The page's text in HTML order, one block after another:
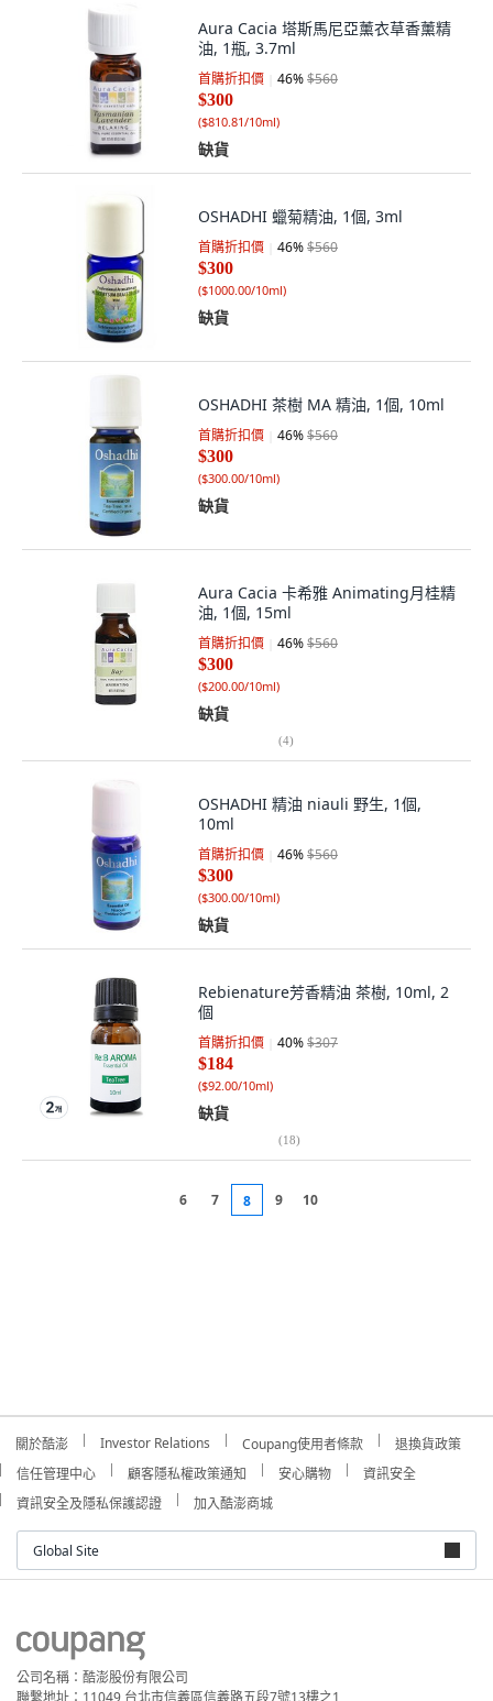
Aura Cacia 塔斯馬尼亞薰衣草香薰精
油, 1瓶, 3.7ml
首購折扣價 46%$560
$300
($810.81/10ml)
缺貨
OSHADHI 蠟菊精油, 1個, 3ml
首購折扣價 46%$560
$300
($1000.00/10ml)
缺貨
OSHADHI 茶樹 MA 精油, 1個, 10ml
首購折扣價 46%$560
$300
($300.00/10ml)
缺貨
Aura Cacia 卡希雅 Animating月桂精
油, 1個, 15ml
首購折扣價 46%$560
$300
($200.00/10ml)
缺貨
(4)
OSHADHI 精油 niauli 野生, 1個,
10ml
首購折扣價 46%$560
$300
($300.00/10ml)
缺貨
Rebienature芳香精油 茶樹, 10ml, 2
個
首購折扣價 40%$307
$184
($92.00/10ml)
缺貨
(18)
6 7 8 9 10
關於酷澎 Investor Relations Coupang使用者條款
退換貨政策
信任管理中心
顧客隱私權政策通知 安心購物
資訊安全
資訊安全及隱私保護認證
加入酷澎商城
Global Site
公司名稱：酷澎股份有限公司
聯繫地址：11049 台北市信義區信義路五段7號13樓之1